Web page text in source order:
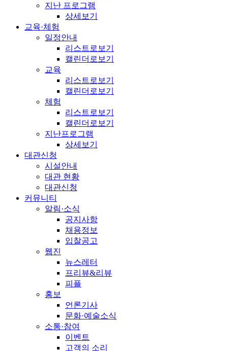
지난 프로그램
상세보기
교육·체험
일정안내
리스트로보기
캘린더로보기
교육
리스트로보기
캘린더로보기
체험
리스트로보기
캘린더로보기
지난프로그램
상세보기
대관신청
시설안내
대관 현황
대관신청
커뮤니티
알림·소식
공지사항
채용정보
입찰공고
웹진
뉴스레터
프리뷰&리뷰
피플
홍보
언론기사
문화·예술소식
소통·참여
이벤트
고객의 소리